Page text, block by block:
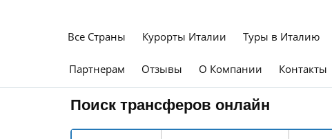
Все Страны Курорты Италии Туры в Италию
Партнерам Отзывы О Компании Контакты
Поиск трансферов онлайн